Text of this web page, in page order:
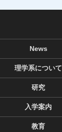
News
理学系について
研究
入学案内
教育